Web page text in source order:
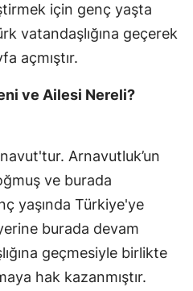
için genç yaşta
vatandaşlığına geçerek
açmıştır.
ve Ailesi Nereli?
Arnavutluk’un
ve burada
yaşında Türkiye'ye
burada devam
geçmesiyle birlikte
hak kazanmıştır.